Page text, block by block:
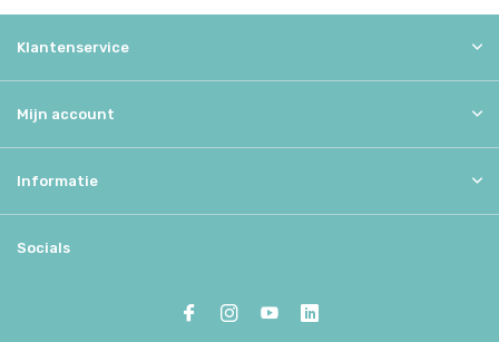
Klantenservice
Mijn account
Informatie
Socials